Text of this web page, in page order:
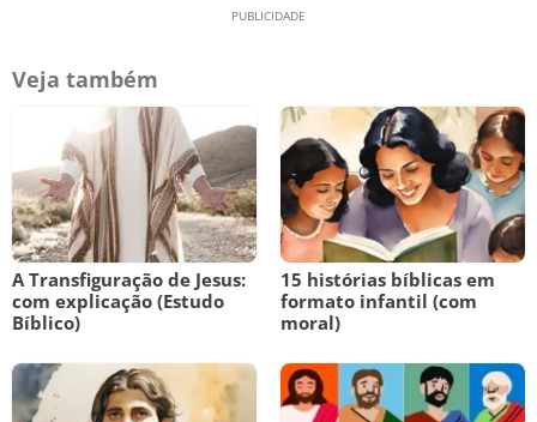
Veja também
A Transfiguração de Jesus:
com explicação (Estudo
Bíblico)
15 histórias bíblicas em
formato infantil (com
moral)